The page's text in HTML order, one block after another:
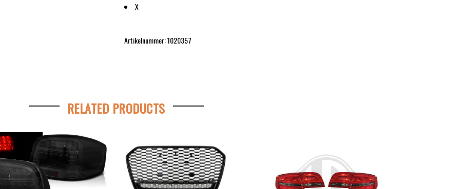
X
Artikelnummer: 1020357
RELATED PRODUCTS